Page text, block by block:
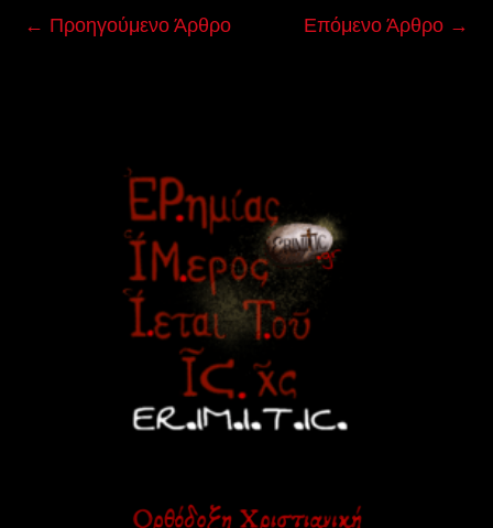
← Προηγούμενο Άρθρο Επόμενο Άρθρο →